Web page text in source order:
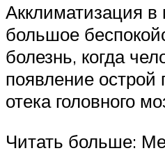
Акклиматизация в
большое
болезнь, когда
появление острой
отека головного
Читать больше: